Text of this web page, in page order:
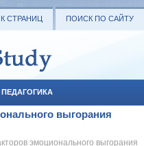
СТРАНИЦ ПОИСК ПО САЙТУ
выгорания
эмоционального выгорания